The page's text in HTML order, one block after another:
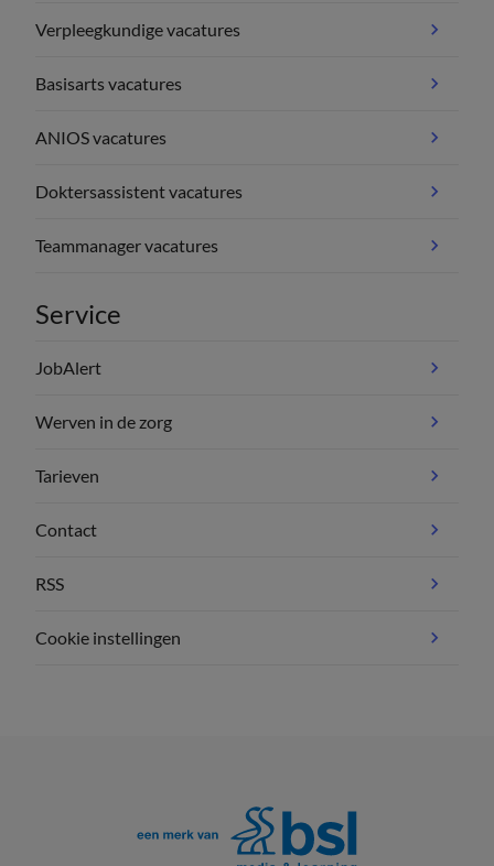
Verpleegkundige vacatures
Basisarts vacatures
ANIOS vacatures
Doktersassistent vacatures
Teammanager vacatures
Service
JobAlert
Werven in de zorg
Tarieven
Contact
RSS
Cookie instellingen